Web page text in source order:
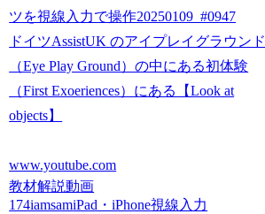
ツを視線入力で操作20250109_#0947
ドイツAssistUK のアイプレイグラウンド
（Eye Play Ground）の中にある初体験
（First Exoeriences）にある【Look at
objects】
www.youtube.com
教材解説動画
174iamsamiPad・iPhone視線入力